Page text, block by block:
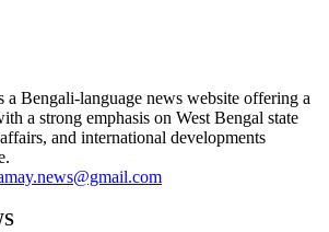
a Bengali-language news website offering a
a strong emphasis on West Bengal state
and international developments